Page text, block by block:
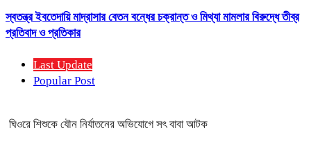
স্বতন্ত্র ইবতেদায়ি মাদ্রাসার বেতন বন্ধের চক্রান্ত ও মিথ্যা মামলার বিরুদ্ধে তীব্র
প্রতিবাদ ও প্রতিকার
Last Update
Popular Post
ঘিওরে শিশুকে যৌন নির্যাতনের অভিযোগে সৎ বাবা আটক